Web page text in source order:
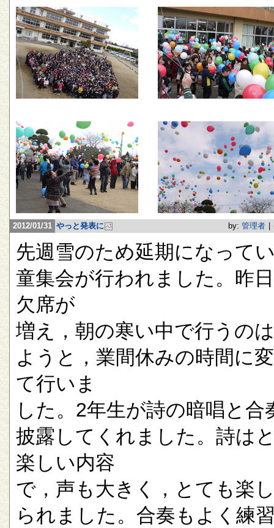
2012/01/31 やっと発表に by: 管理者
先週雪のため延期になって
童集会が行われました。昨
欠席が
増え，朝の寒い中で行うの
ようと，業間休みの時間に
て行いま
した。2年生が詩の暗唱と合
披露してくれました。詩は
楽しい内容
で，声も大きく，とても楽
られました。合奏もよく練